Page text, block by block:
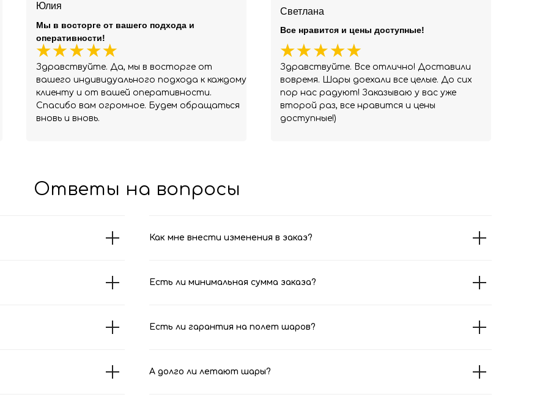
Юлия
Здравствуйте. Да, мы в восторге от
вашего индивидуального подхода к каждому
клиенту и от вашей оперативности.
Спасибо вам огромное. Будем обращаться
вновь и вновь.
Мы в восторге от вашего подхода и
оперативности!
Светлана
Здравствуйте. Все отлично! Доставили
вовремя. Шары доехали все целые. До сих
пор нас радуют! Заказываю у вас уже
второй раз, все нравится и цены
доступные!)
Все нравится и цены доступные!
Ответы на вопросы
Как мне внести изменения в заказ?
Есть ли минимальная сумма заказа?
Есть ли гарантия на полет шаров?
А долго ли летают шары?